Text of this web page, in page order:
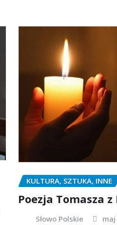
KULTURA, SZTUKA, INNE
Poezja Tomasza
Słowo Polskie maj